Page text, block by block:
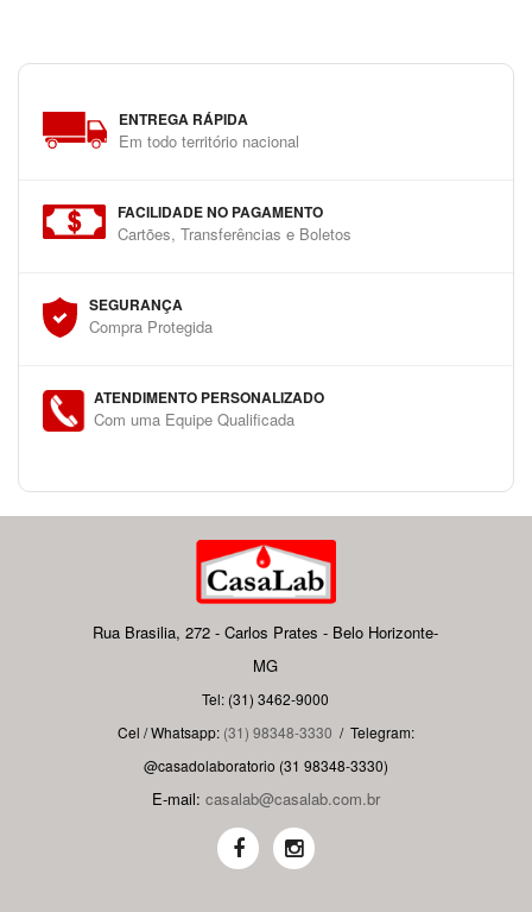
ENTREGA RÁPIDA
Em todo território nacional
FACILIDADE NO PAGAMENTO
Cartões, Transferências e Boletos
SEGURANÇA
Compra Protegida
ATENDIMENTO PERSONALIZADO
Com uma Equipe Qualificada
Rua Brasilia, 272 - Carlos Prates - Belo Horizonte-
MG
Tel: (31) 3462-9000
Cel / Whatsapp: (31) 98348-3330 / Telegram:
@casadolaboratorio (31 98348-3330)
E-mail: casalab@casalab.com.br